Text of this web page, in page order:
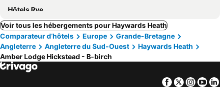
Hôtels Rye
Voir tous les hébergements pour Haywards Heath
Comparateur d’hôtels
Europe
Grande-Bretagne
Angleterre
Angleterre du Sud-Ouest
Haywards Heath
Amber Lodge Hickstead - B-birch
Facebook
Twitter